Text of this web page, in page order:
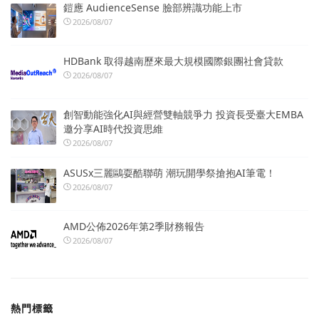
鎧應 AudienceSense 臉部辨識功能上市
2026/08/07
HDBank 取得越南歷來最大規模國際銀團社會貸款
2026/08/07
創智動能強化AI與經營雙軸競爭力 投資長受臺大EMBA
邀分享AI時代投資思維
2026/08/07
ASUSx三麗鷗耍酷聯萌 潮玩開學祭搶抱AI筆電！
2026/08/07
AMD公佈2026年第2季財務報告
2026/08/07
熱門標籤